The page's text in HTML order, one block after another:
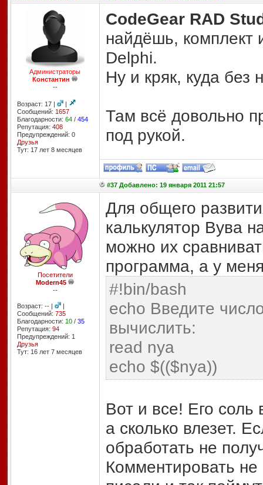
Администраторы
Константин
--
Возраст: 17 |
|
Сообщений: 1657
Благодарности: 64/ 454
Репутация: 408
Предупреждений: 0
Друзья
Тут: 17 лет 8 месяцев
CodeGear RAD
найдёшь, комплект
Delphi.
Ну и кряк, куда без
Там всё довольно
под рукой.
#37 Добавлено: 19 января 2011 21:57
Посетители
Modern45
--
Возраст: -- |
|
Сообщений: 735
Благодарности: 10/ 35
Репутация: 94
Предупреждений: 1
Друзья
Тут: 16 лет 7 месяцев
Для общего
калькулятор Вува
можно их
программа, а у
#!bin/bash
echo Введите
вычислить:
read nya
echo $(($nya))
Вот и все! Его
а сколько влезет.
обработать не
Комментировать не